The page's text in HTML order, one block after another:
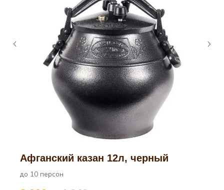
Афганский казан 12л, черный
до 10 персон